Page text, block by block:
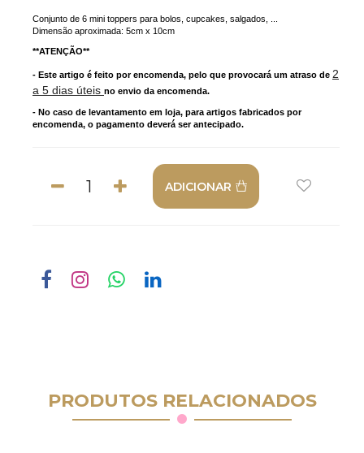
Conjunto de 6 mini toppers para bolos, cupcakes, salgados, ...
Dimensão aproximada: 5cm x 10cm
**ATENÇÃO**
- Este artigo é feito por encomenda, pelo que provocará um atraso de 2
a 5 dias úteis no envio da encomenda.
- No caso de levantamento em loja, para artigos fabricados por
encomenda, o pagamento deverá ser antecipado.
ADICIONAR
PRODUTOS RELACIONADOS